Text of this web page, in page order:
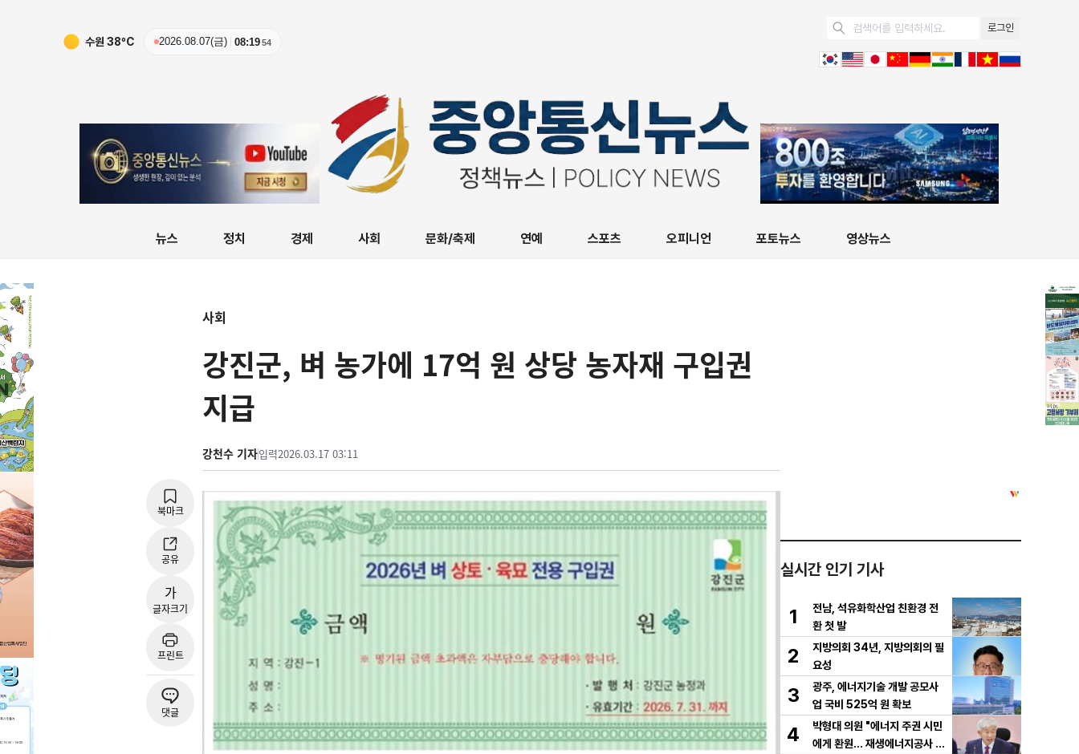
수원 38ºC 2026.08.07(금) 08:1955
로그인
뉴스 정치 경제 사회 문화/축제 연예 스포츠 오피니언 포토뉴스 영상뉴스
사회
강진군, 벼 농가에 17억 원 상당 농자재 구입권
지급
강천수 기자입력2026.03.17 03:11
북마크
공유
가
글자크기
프린트
댓글
실시간 인기 기사
1
전남, 석유화학산업 친환경 전
환 첫 발
2
지방의회 34년, 지방의회의 필
요성
3
광주, 에너지기술 개발 공모사
업 국비 525억 원 확보
4
박형대 의원 "에너지 주권 시민
에게 환원... 재생에너지공사 서